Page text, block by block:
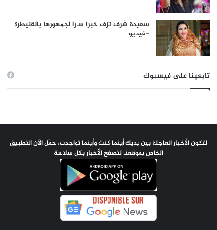
سعيدة شرف تزف خبرا سارا لجمهورها بالقنيطرة
-فيديو
تابعينا على فيسبوك
لتكون الأخبار العاجلة بين يديك أينما كنت وأينما تواجدت، حمّل الآن التطبيق
الخاص بموقعنا لتصفح الأخبار بكل سلاسة